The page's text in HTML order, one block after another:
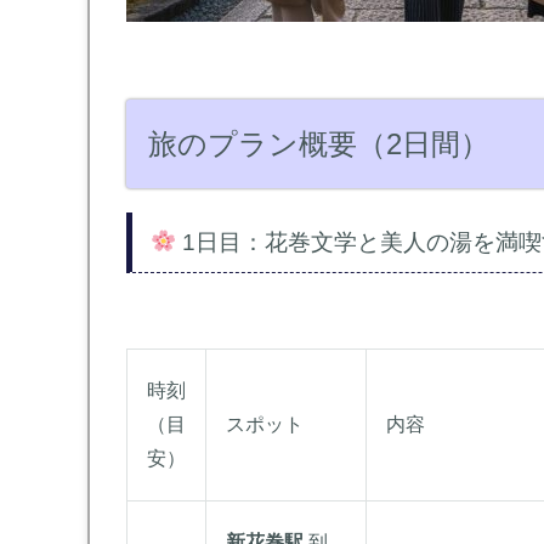
旅のプラン概要（2日間）
1日目：花巻文学と美人の湯を満
時刻
（目
安）
スポット 内容